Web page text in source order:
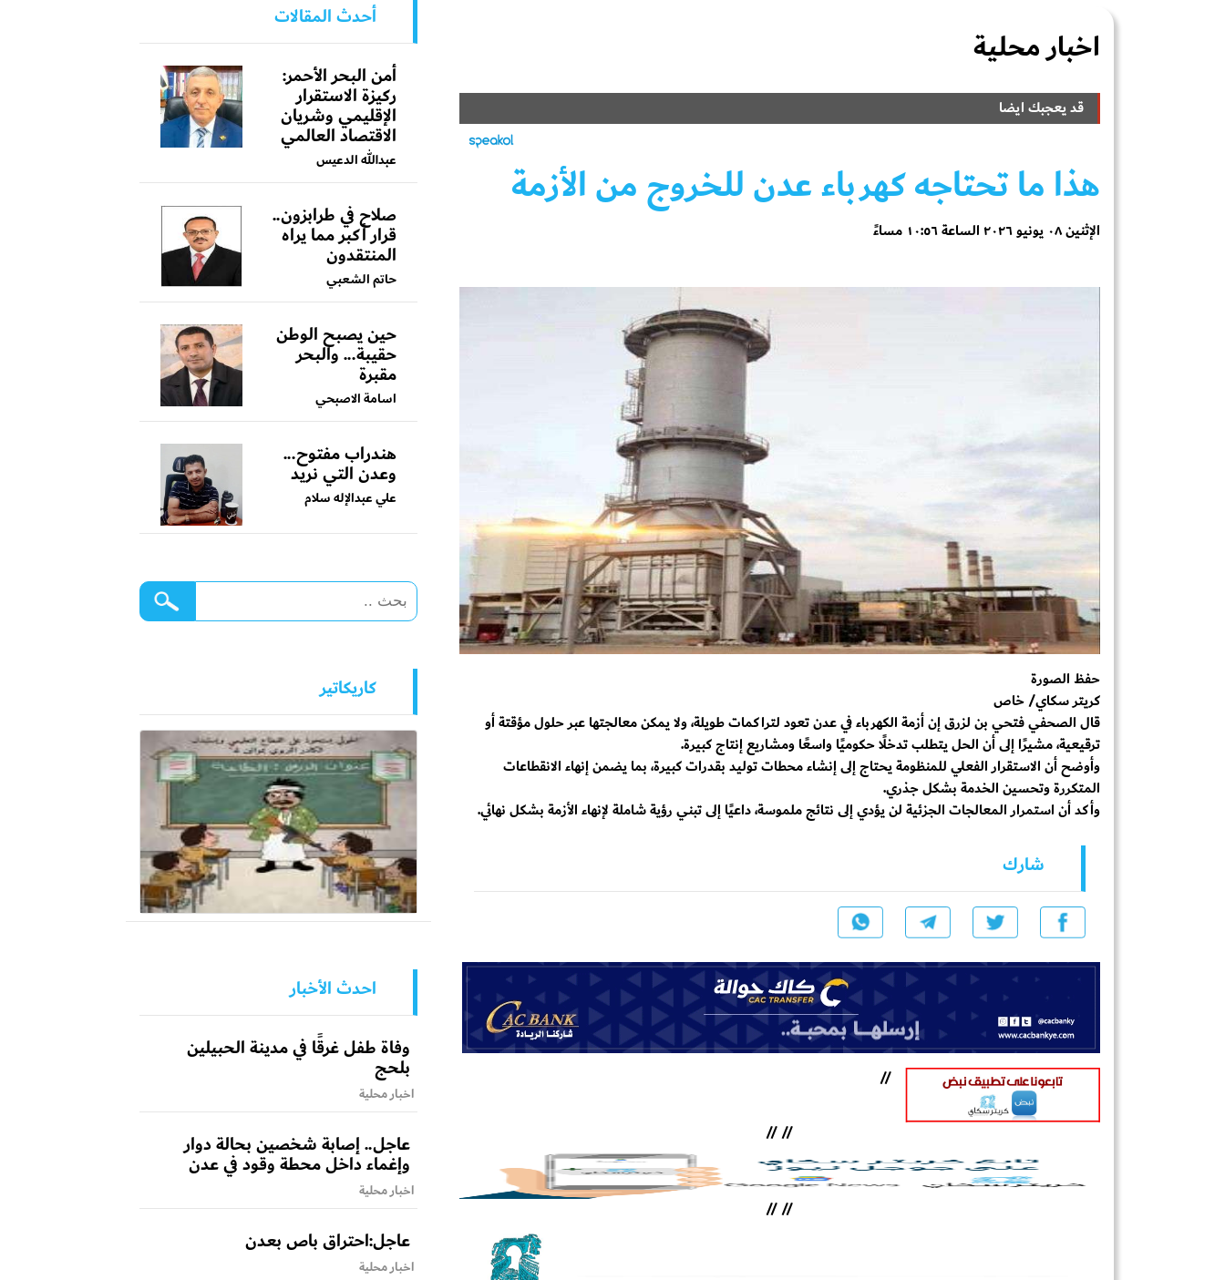
اخبار محلية
قد يعجبك ايضا
هذا ما تحتاجه كهرباء عدن للخروج من الأزمة
الإثنين ٠٨ يونيو ٢٠٢٦ الساعة ١٠:٥٦ مساءً
حفظ الصورة
كريتر سكاي/ خاص
قال الصحفي فتحي بن لزرق إن أزمة الكهرباء في عدن تعود لتراكمات طويلة، ولا يمكن معالجتها عبر حلول مؤقتة أو
ترقيعية، مشيرًا إلى أن الحل يتطلب تدخلًا حكوميًا واسعًا ومشاريع إنتاج كبيرة.
وأوضح أن الاستقرار الفعلي للمنظومة يحتاج إلى إنشاء محطات توليد بقدرات كبيرة، بما يضمن إنهاء الانقطاعات
المتكررة وتحسين الخدمة بشكل جذري.
وأكد أن استمرار المعالجات الجزئية لن يؤدي إلى نتائج ملموسة، داعيًا إلى تبني رؤية شاملة لإنهاء الأزمة بشكل نهائي.
شارك
//
//
//
//
//
أحدث المقالات
أمن البحر الأحمر:
ركيزة الاستقرار
الإقليمي وشريان
الاقتصاد العالمي
عبدالله الدعيس
صلاح في طرابزون..
قرار أكبر مما يراه
المنتقدون
حاتم الشعبي
حين يصبح الوطن
حقيبة... والبحر
مقبرة
اسامة الاصبحي
هندراب مفتوح...
وعدن التي نريد
علي عبدالإله سلام
كاريكاتير
احدث الأخبار
وفاة طفل غرقًا في مدينة الحبيلين
بلحج
اخبار محلية
عاجل.. إصابة شخصين بحالة دوار
وإغماء داخل محطة وقود في عدن
اخبار محلية
عاجل:احتراق باص بعدن
اخبار محلية